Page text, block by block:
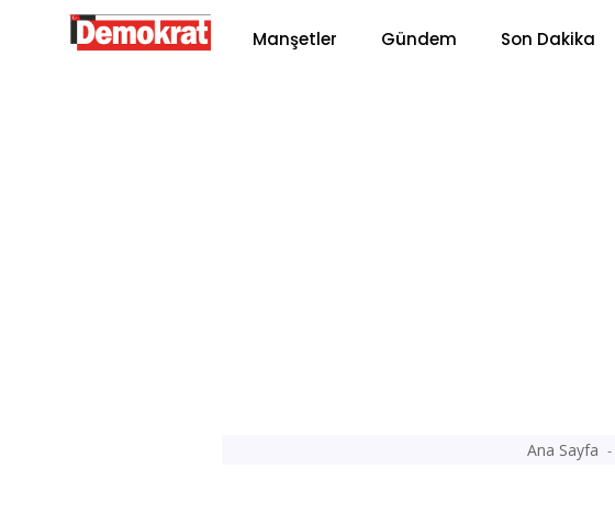
Manşetler Gündem Son Dakika
Ana Sayfa